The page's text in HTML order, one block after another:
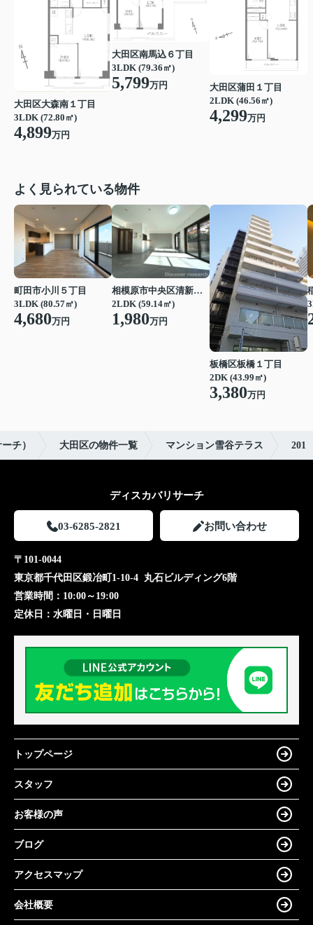
大田区大森南１丁目
3LDK (72.80㎡)
4,899万円
大田区南馬込６丁目
3LDK (79.36㎡)
5,799万円
大田区蒲田１丁目
2LDK (46.56㎡)
4,299万円
よく見られている物件
町田市小川５丁目
3LDK (80.57㎡)
4,680万円
相模原市中央区清新２丁目
2LDK (59.14㎡)
1,980万円
板橋区板橋１丁目
2DK (43.99㎡)
3,380万円
チ） 大田区の物件一覧 マンション雪谷テラス 201
ディスカバリサーチ
03-6285-2821 お問い合わせ
〒101-0044
東京都千代田区鍛冶町1-10-4 丸石ビルディング6階
営業時間： 10:00～19:00
定休日： 水曜日・日曜日
トップページ
スタッフ
お客様の声
ブログ
アクセスマップ
会社概要